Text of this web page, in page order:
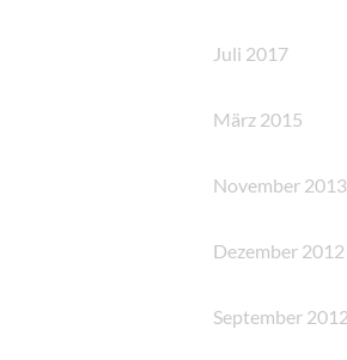
Juli 2017
März 2015
November 2013
Dezember 2012
September 2012